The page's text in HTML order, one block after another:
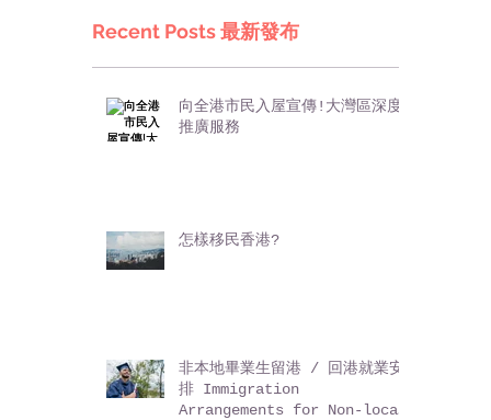
Recent Posts 最新發布
向全港市民入屋宣傳!大灣區深度
推廣服務
怎樣移民香港?
非本地畢業生留港 / 回港就業安
排 Immigration
Arrangements for Non-local